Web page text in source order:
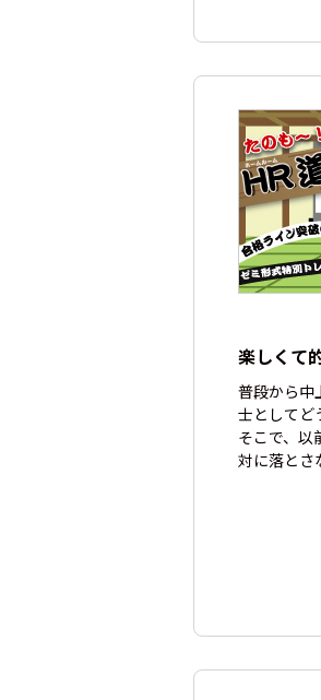
楽しくて
普段から中
士としてど
そこで、以
対に落と